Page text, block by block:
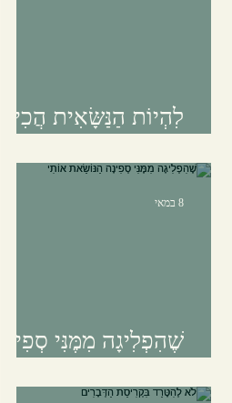
לִהְיוֹת הַנַּשָּׂאִית הֲכִי
שֶׁהִפְלִיגָה מִמֶּנִּי סְפִינָה
8 במאי